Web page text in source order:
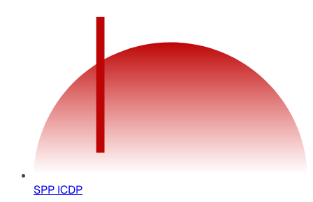
SPP ICDP